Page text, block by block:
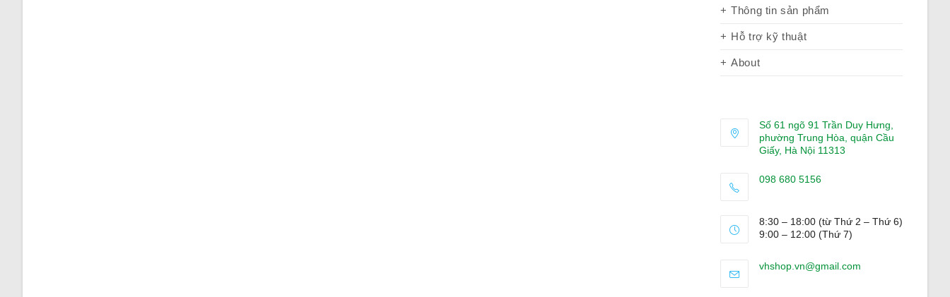
Thông tin sản phẩm
Hỗ trợ kỹ thuật
About
Số 61 ngõ 91 Trần Duy Hưng,
phường Trung Hòa, quận Cầu
Giấy, Hà Nội 11313
098 680 5156
your
8:30 – 18:00 (từ Thứ 2 – Thứ 6)
9:00 – 12:00 (Thứ 7)
vhshop.vn@gmail.comOpens